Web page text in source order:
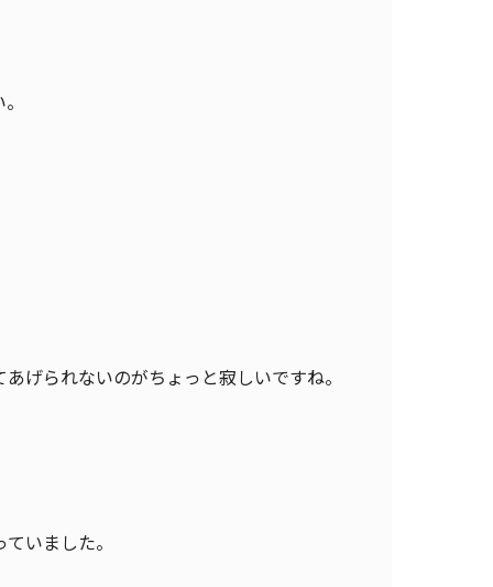
げられないのがちょっと寂しいですね。
いました。